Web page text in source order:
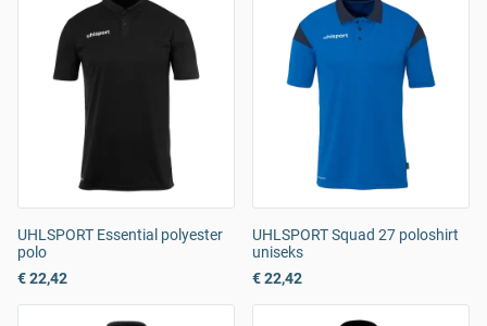
UHLSPORT Essential polyester
polo
€ 22,42
UHLSPORT Squad 27 poloshirt
uniseks
€ 22,42